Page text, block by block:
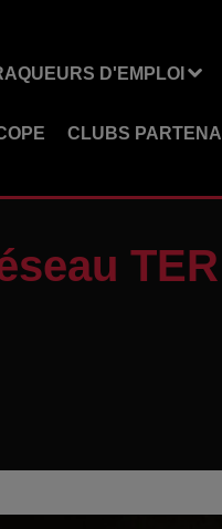
D'EMPLOI
CLUBS